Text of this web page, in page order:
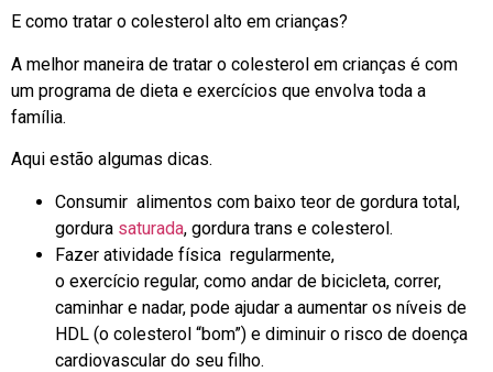
E como tratar o colesterol alto em crianças?
A melhor maneira de tratar o colesterol em crianças é com
um programa de dieta e exercícios que envolva toda a
família.
Aqui estão algumas dicas.
Consumir alimentos com baixo teor de gordura total,
gordura saturada, gordura trans e colesterol.
Fazer atividade física regularmente,
o exercício regular, como andar de bicicleta, correr,
caminhar e nadar, pode ajudar a aumentar os níveis de
HDL (o colesterol “bom”) e diminuir o risco de doença
cardiovascular do seu filho.